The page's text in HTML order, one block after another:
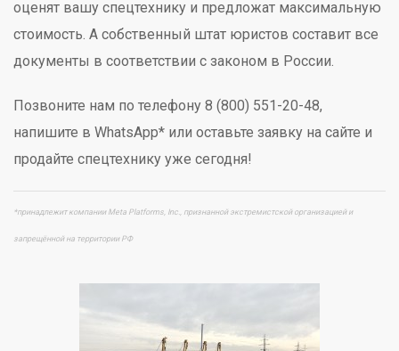
оценят вашу спецтехнику и предложат максимальную
стоимость. А собственный штат юристов составит все
документы в соответствии с законом в России.
Позвоните нам по телефону 8 (800) 551-20-48,
напишите в WhatsApp* или оставьте заявку на сайте и
продайте спецтехнику уже сегодня!
*принадлежит компании Meta Platforms, Inc., признанной экстремистской организацией и
запрещённой на территории РФ